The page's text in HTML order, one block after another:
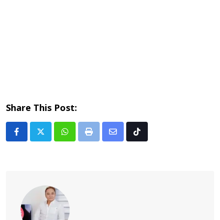
Share This Post:
Whatsapp
Print
Share Tiktok